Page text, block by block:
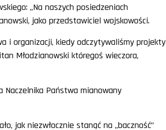
„Na naszych posiedzeniach
jako przedstawiciel wojskowości.
i organizacji, kiedy odczytywaliśmy projekty
Młodzianowski któregoś wieczora,
Naczelnika Państwa mianowany
jak niezwłocznie stanąć na „baczność”